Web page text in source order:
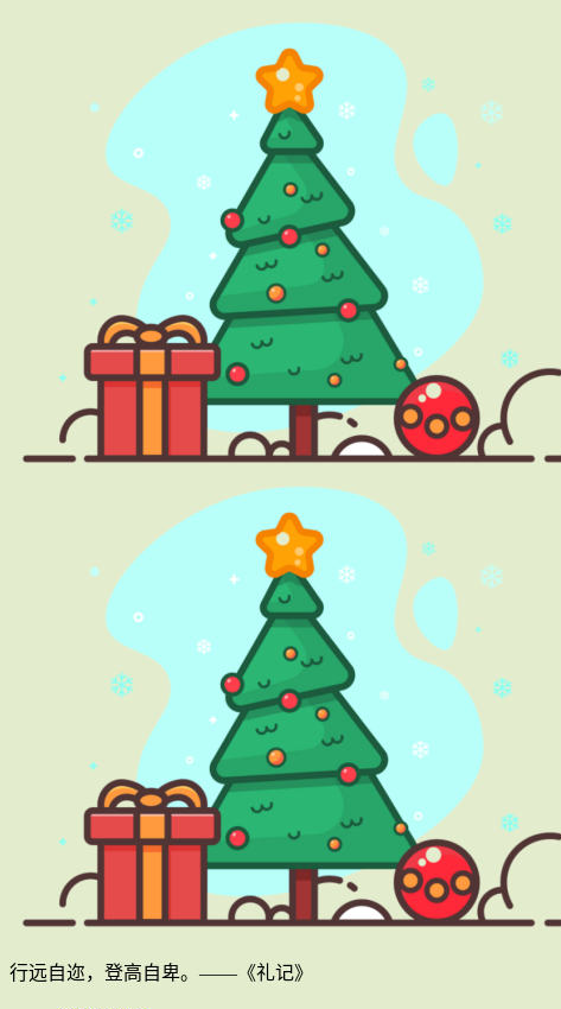
行远自迩，登高自卑。——《礼记》